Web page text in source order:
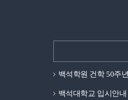
백석학원 건학 50주년
백석대학교 입시안내